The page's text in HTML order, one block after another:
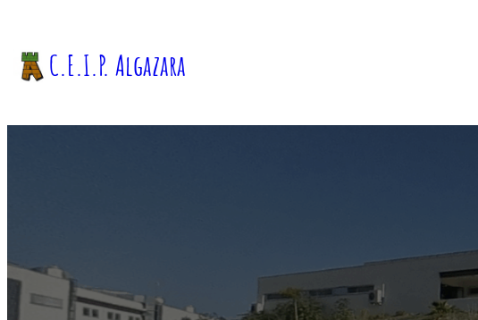
contenidoC.E.I.P. Algazara